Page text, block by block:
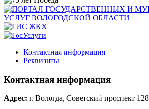
Контактная информация
Реквизиты
Контактная информация
Адрес: г. Вологда, Советский проспект 128